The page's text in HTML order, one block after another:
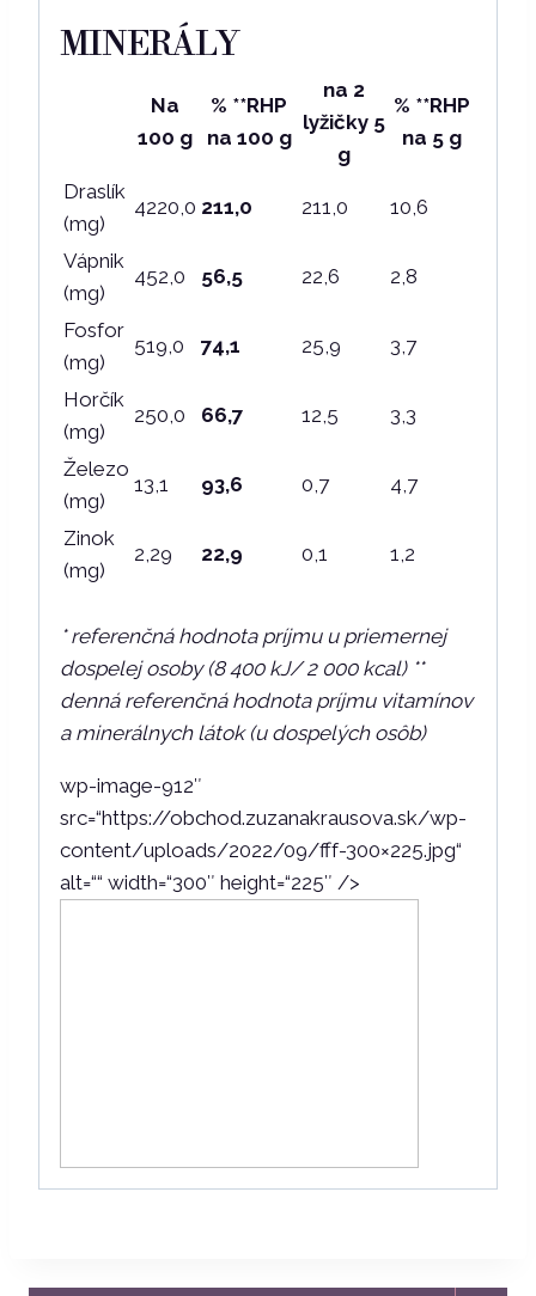
MINERÁLY
Na
100 g
% **RHP
na 100 g
na 2
lyžičky 5
g
% **RHP
na 5 g
Draslík
(mg)
4220,0 211,0 211,0 10,6
Vápnik
(mg)
452,0 56,5 22,6 2,8
Fosfor
(mg)
519,0 74,1 25,9 3,7
Horčík
(mg)
250,0 66,7 12,5 3,3
Železo
(mg)
13,1 93,6 0,7 4,7
Zinok
(mg)
2,29 22,9 0,1 1,2
* referenčná hodnota príjmu u priemernej
dospelej osoby (8 400 kJ/ 2 000 kcal) **
denná referenčná hodnota príjmu vitamínov
a minerálnych látok (u dospelých osôb)
wp-image-912″
src=“https://obchod.zuzanakrausova.sk/wp-
content/uploads/2022/09/fff-300×225.jpg“
alt=““ width=“300″ height=“225″ />